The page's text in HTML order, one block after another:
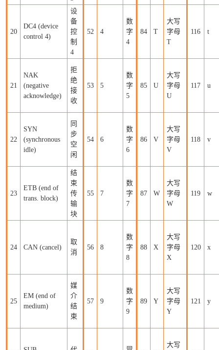
20
DC4 (device
control 4)
设
备
控
制
4
52 4
数
字
4
84 T
大写
字母
T
116 t
21
NAK
(negative
acknowledge)
拒
绝
接
收
53 5
数
字
5
85 U
大写
字母
U
117 u
22
SYN
(synchronous
idle)
同
步
空
闲
54 6
数
字
6
86 V
大写
字母
V
118 v
23
ETB (end of
trans. block)
结
束
传
输
块
55 7
数
字
7
87 W
大写
字母
W
119 w
24 CAN (cancel)
取
消
56 8
数
字
8
88 X
大写
字母
X
120 x
25
EM (end of
medium)
媒
介
结
束
57 9
数
字
9
89 Y
大写
字母
Y
121 y
大写